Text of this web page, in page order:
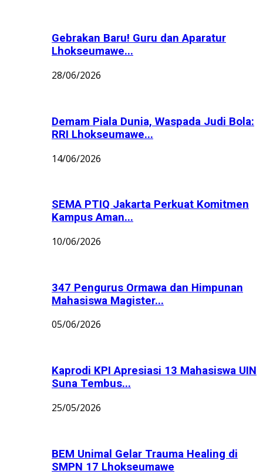
Gebrakan Baru! Guru dan Aparatur
Lhokseumawe...
28/06/2026
Demam Piala Dunia, Waspada Judi Bola:
RRI Lhokseumawe...
14/06/2026
SEMA PTIQ Jakarta Perkuat Komitmen
Kampus Aman...
10/06/2026
347 Pengurus Ormawa dan Himpunan
Mahasiswa Magister...
05/06/2026
Kaprodi KPI Apresiasi 13 Mahasiswa UIN
Suna Tembus...
25/05/2026
BEM Unimal Gelar Trauma Healing di
SMPN 17 Lhokseumawe